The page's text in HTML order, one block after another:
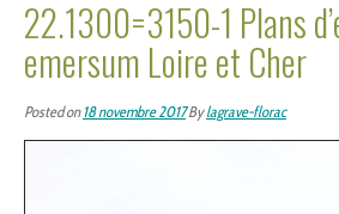
22.1300=3150-1 Plans
emersum Loire et Cher
Posted on18 novembre 2017Bylagrave-florac